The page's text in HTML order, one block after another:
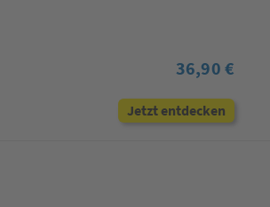
36,90 €
Jetzt entdecken